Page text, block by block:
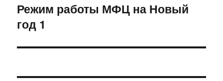
Следующая
запись:
Режим работы МФЦ на Новый
год 1